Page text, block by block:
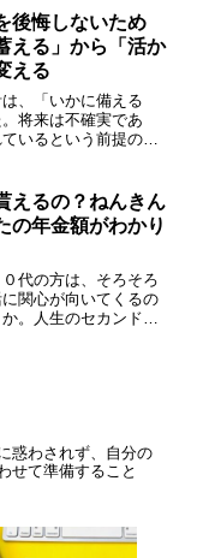
要です。そのため、
て健康...
後悔しないため
える」から「活か
える
、「いかに備える
将来は不確実であ
いるという前提のも
上で見えてきたの
いるのに使え...
えるの？ねんきん
の年金額がわかり
代の方は、そろそろ
に関心が向いてくるの
。人生のセカンドラ
惑わされず、自分の
せて準備すること